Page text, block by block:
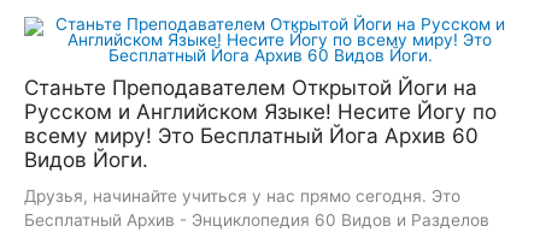
Перейти
Станьте Преподавателем Открытой Йоги на
Русском и Английском Языке! Несите Йогу по
всему миру! Это Бесплатный Йога Архив 60
Видов Йоги.
Друзья, начинайте учиться у нас прямо сегодня. Это
Бесплатный Архив - Энциклопедия 60 Видов и Разделов